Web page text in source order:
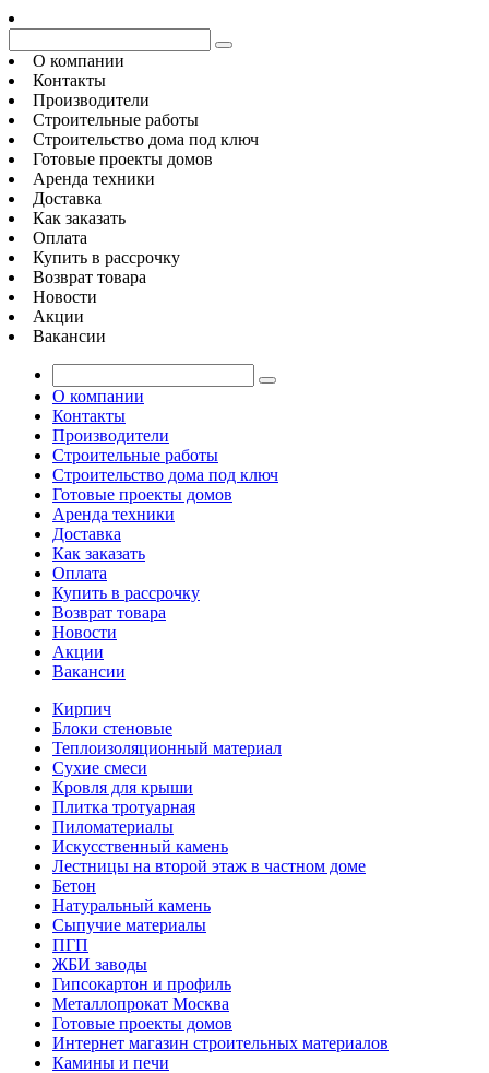
О компании
Контакты
Производители
Строительные работы
Строительство дома под ключ
Готовые проекты домов
Аренда техники
Доставка
Как заказать
Оплата
Купить в рассрочку
Возврат товара
Новости
Акции
Вакансии
О компании
Контакты
Производители
Строительные работы
Строительство дома под ключ
Готовые проекты домов
Аренда техники
Доставка
Как заказать
Оплата
Купить в рассрочку
Возврат товара
Новости
Акции
Вакансии
Кирпич
Блоки стеновые
Теплоизоляционный материал
Сухие смеси
Кровля для крыши
Плитка тротуарная
Пиломатериалы
Искусственный камень
Лестницы на второй этаж в частном доме
Бетон
Натуральный камень
Сыпучие материалы
ПГП
ЖБИ заводы
Гипсокартон и профиль
Металлопрокат Москва
Готовые проекты домов
Интернет магазин строительных материалов
Камины и печи